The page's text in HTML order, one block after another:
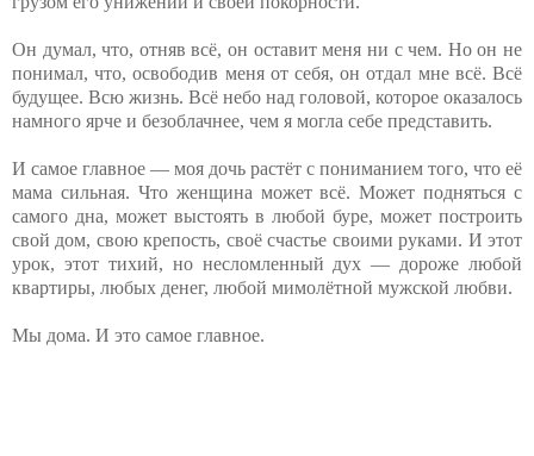
Он думал, что, отняв всё, он оставит меня ни с чем. Но он не
понимал, что, освободив меня от себя, он отдал мне всё. Всё
будущее. Всю жизнь. Всё небо над головой, которое оказалось
намного ярче и безоблачнее, чем я могла себе представить.
И самое главное — моя дочь растёт с пониманием того, что её
мама сильная. Что женщина может всё. Может подняться с
самого дна, может выстоять в любой буре, может построить
свой дом, свою крепость, своё счастье своими руками. И этот
урок, этот тихий, но несломленный дух — дороже любой
квартиры, любых денег, любой мимолётной мужской любви.
Мы дома. И это самое главное.